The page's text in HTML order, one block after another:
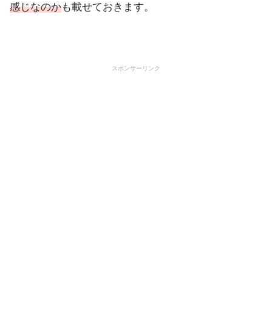
感じなのかも載せておきます。
スポンサーリンク